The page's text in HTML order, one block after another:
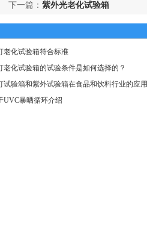
下一篇： 紫外光老化试验箱
老化试验箱符合标准
老化试验箱的试验条件是如何选择的？
试验箱和紫外试验箱在食品和饮料行业的应用
UVC暴晒循环介绍